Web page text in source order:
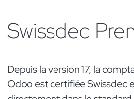
Swissdec
Depuis la version 17, la
Odoo est certifiée Swissdec